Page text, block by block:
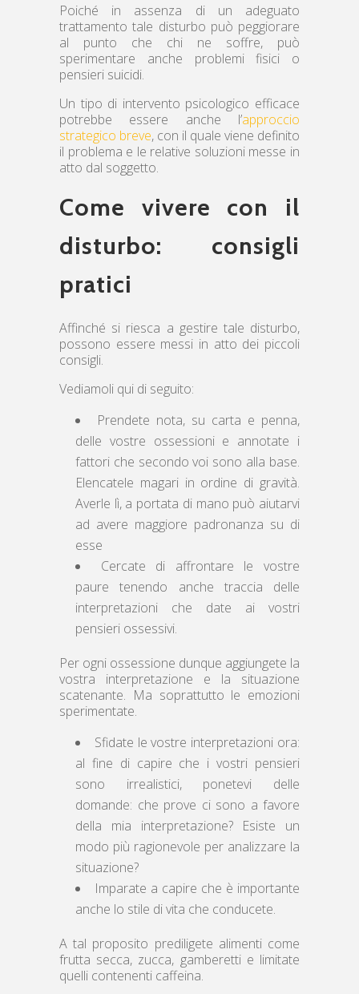
Poiché in assenza di un adeguato
trattamento tale disturbo può peggiorare
al punto che chi ne soffre, può
sperimentare anche problemi fisici o
pensieri suicidi.
Un tipo di intervento psicologico efficace
potrebbe essere anche l’approccio
strategico breve, con il quale viene definito
il problema e le relative soluzioni messe in
atto dal soggetto.
Come vivere con il
disturbo: consigli
pratici
Affinché si riesca a gestire tale disturbo,
possono essere messi in atto dei piccoli
consigli.
Vediamoli qui di seguito:
Prendete nota, su carta e penna,
delle vostre ossessioni e annotate i
fattori che secondo voi sono alla base.
Elencatele magari in ordine di gravità.
Averle lì, a portata di mano può aiutarvi
ad avere maggiore padronanza su di
esse
Cercate di affrontare le vostre
paure tenendo anche traccia delle
interpretazioni che date ai vostri
pensieri ossessivi.
Per ogni ossessione dunque aggiungete la
vostra interpretazione e la situazione
scatenante. Ma soprattutto le emozioni
sperimentate.
Sfidate le vostre interpretazioni ora:
al fine di capire che i vostri pensieri
sono irrealistici, ponetevi delle
domande: che prove ci sono a favore
della mia interpretazione? Esiste un
modo più ragionevole per analizzare la
situazione?
Imparate a capire che è importante
anche lo stile di vita che conducete.
A tal proposito prediligete alimenti come
frutta secca, zucca, gamberetti e limitate
quelli contenenti caffeina.